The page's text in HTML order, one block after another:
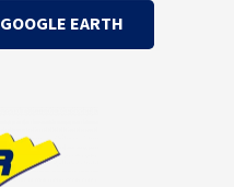
GOOGLE EARTH